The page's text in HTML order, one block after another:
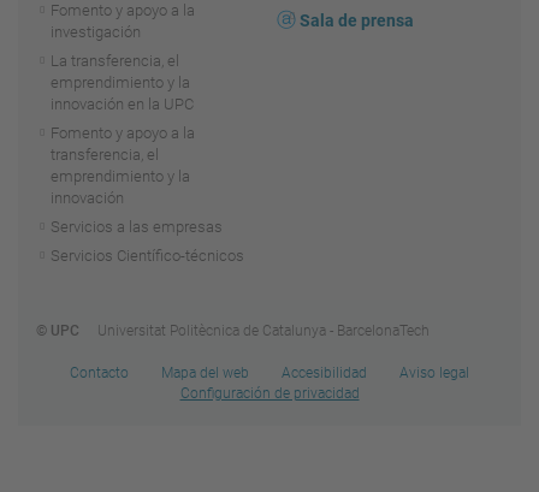
Fomento y apoyo a la
investigación
La transferencia, el
emprendimiento y la
innovación en la UPC
Fomento y apoyo a la
transferencia, el
emprendimiento y la
innovación
Servicios a las empresas
Servicios Científico-técnicos
Sala de prensa
© UPC Universitat Politècnica de Catalunya - BarcelonaTech
Contacto Mapa del web Accesibilidad
Aviso legal
Configuración de privacidad